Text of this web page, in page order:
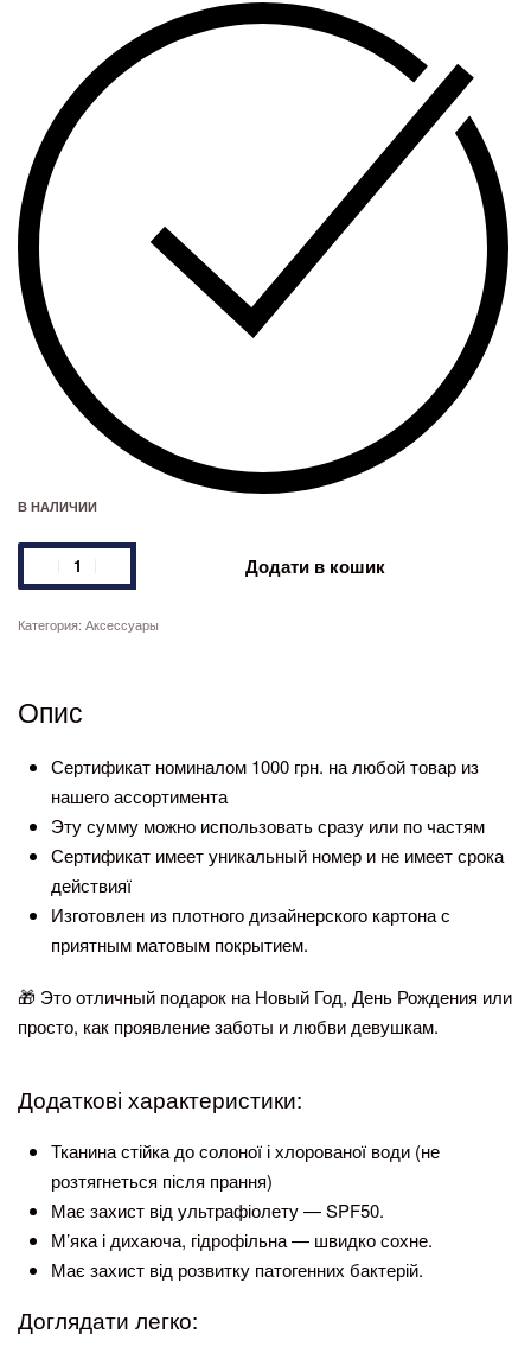
В НАЛИЧИИ
Количество
товара
Подарочный
💙
Додати в кошик
Категория: Аксессуары
Опис
Сертификат номиналом 1000 грн. на любой товар из
нашего ассортимента
Эту сумму можно использовать сразу или по частям
Сертификат имеет уникальный номер и не имеет срока
действияї
Изготовлен из плотного дизайнерского картона с
приятным матовым покрытием.
🎁 Это отличный подарок на Новый Год, День Рождения или
просто, как проявление заботы и любви девушкам.
Додаткові характеристики:
Тканина стійка до солоної і хлорованої води (не
розтягнеться після прання)
Має захист від ультрафіолету — SPF50.
М’яка і дихаюча, гідрофільна — швидко сохне.
Має захист від розвитку патогенних бактерій.
Доглядати легко: